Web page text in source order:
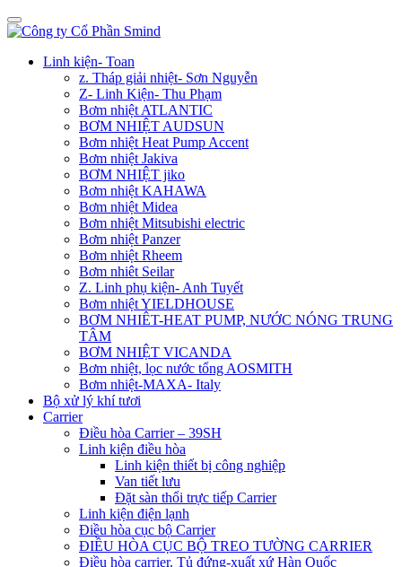
Linh kiện- Toan
z. Tháp giải nhiệt- Sơn Nguyễn
Z- Linh Kiện- Thu Phạm
Bơm nhiệt ATLANTIC
BƠM NHIỆT AUDSUN
Bơm nhiệt Heat Pump Accent
Bơm nhiệt Jakiva
BƠM NHIỆT jiko
Bơm nhiệt KAHAWA
Bơm nhiệt Midea
Bơm nhiệt Mitsubishi electric
Bơm nhiệt Panzer
Bơm nhiệt Rheem
Bơm nhiêt Seilar
Z. Linh phụ kiện- Anh Tuyết
Bơm nhiệt YIELDHOUSE
BƠM NHIÊT-HEAT PUMP, NƯỚC NÓNG TRUNG
TÂM
BƠM NHIỆT VICANDA
Bơm nhiệt, lọc nước tổng AOSMITH
Bơm nhiệt-MAXA- Italy
Bộ xử lý khí tươi
Carrier
Điều hòa Carrier – 39SH
Linh kiện điều hòa
Linh kiện thiết bị công nghiệp
Van tiết lưu
Đặt sàn thổi trực tiếp Carrier
Linh kiện điện lạnh
Điều hòa cục bộ Carrier
ĐIỀU HÒA CỤC BỘ TREO TƯỜNG CARRIER
Điều hòa carrier. Tủ đứng-xuất xứ Hàn Quốc